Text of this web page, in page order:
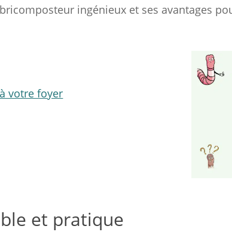
ingénieux et ses avantages
votre foyer
et pratique